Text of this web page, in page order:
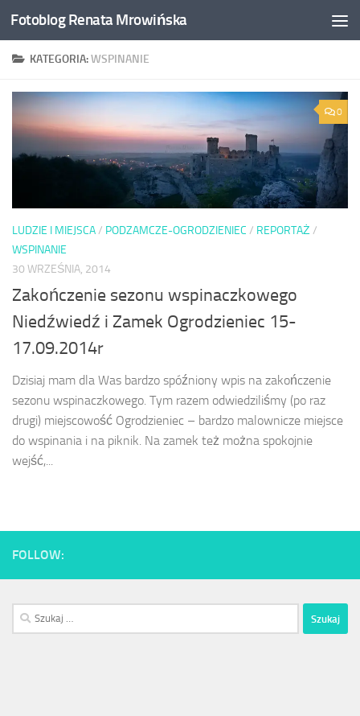
Przeskocz do treści
Fotoblog Renata Mrowińska
KATEGORIA:WSPINANIE
0
LUDZIE I MIEJSCA/ PODZAMCZE-OGRODZIENIEC / REPORTAŻ/
WSPINANIE
30 WRZEŚNIA, 2014
Zakończenie sezonu wspinaczkowego
Niedźwiedź i Zamek Ogrodzieniec 15-
17.09.2014r
Dzisiaj mam dla Was bardzo spóźniony wpis na zakończenie
sezonu wspinaczkowego. Tym razem odwiedziliśmy (po raz
drugi) miejscowość Ogrodzieniec – bardzo malownicze miejsce
do wspinania i na piknik. Na zamek też można spokojnie
wejść,...
FOLLOW:
Szukaj: